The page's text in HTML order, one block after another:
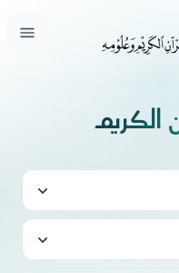
فتح
الكريم